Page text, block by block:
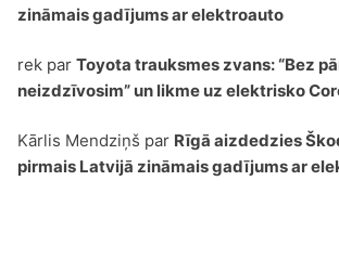
zināmais gadījums ar elektroauto
rekpar Toyota trauksmes zvans: “Bez
neizdzīvosim” un likme uz elektrisko
Kārlis Mendziņš par Rīgā aizdedzies
pirmais Latvijā zināmais gadījums ar